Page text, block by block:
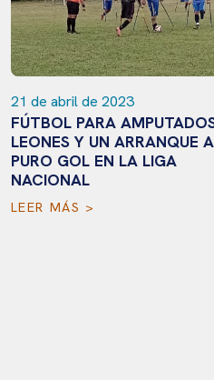
2023
AMPUTADOS: LOS
ARRANQUE A
LA LIGA
19
El